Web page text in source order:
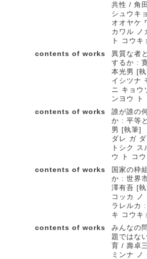
共性 / 角
シュウキ
オオヤケ
カワル ノ
ト コウキ
contents of works
異質な者
するか :
本光男 [
イシツナ
ニ キョウ
ンヨウ ト
contents of works
誰が誰の
か : 平等
男 [執筆]
ダレ ガ
トシク
ウ ト コ
contents of works
国家の枠
か : 世界
澤有吾 [
コッカ ノ
ラレルカ
キ コウキ
contents of works
みんなの
題ではな
育 / 壽卓
ミンナ ノ